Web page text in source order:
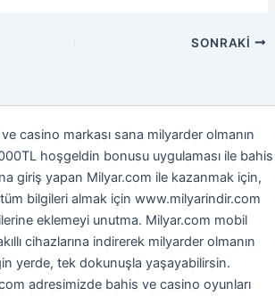
SONRAKI
casino markası sana milyarder olmanın
hoşgeldin bonusu uygulaması ile bahis
giriş yapan Milyar.com ile kazanmak için,
bilgileri almak için www.milyarindir.com
eklemeyi unutma. Milyar.com mobil
cihazlarına indirerek milyarder olmanın
yerde, tek dokunuşla yaşayabilirsin.
adresimizde bahis ve casino oyunları